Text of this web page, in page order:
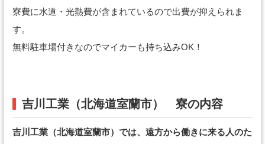
寮費に水道・光熱費が含まれているので出費が抑えられま
す。
無料駐車場付きなのでマイカーも持ち込みOK！
吉川工業（北海道室蘭市） 寮の内容
吉川工業（北海道室蘭市）では、遠方から働きに来る人のた